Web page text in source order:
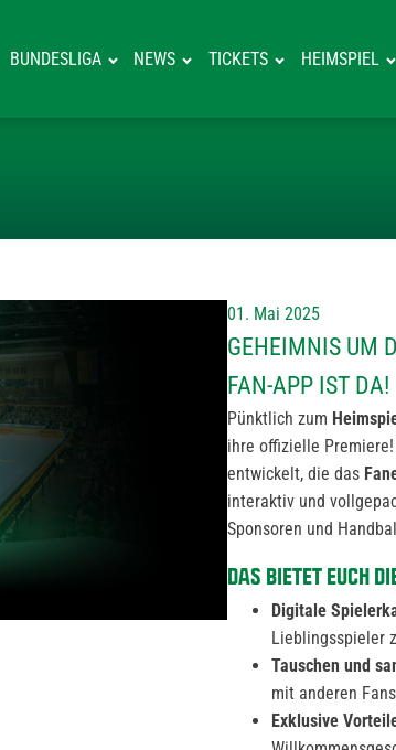
BUNDESLIGA NEWS TICKETS HEIMSPIEL
01. Mai 2025
GEHEIMNIS UM
FAN-APP IST DA!
Pünktlich zum
ihre offizielle
entwickelt, die das
interaktiv und
Sponsoren und
DAS BIETET EUCH
Digitale
Lieblingsspieler
Tauschen und
mit anderen
Exklusive